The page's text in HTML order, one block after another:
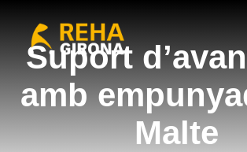
Suport
amb
Malte